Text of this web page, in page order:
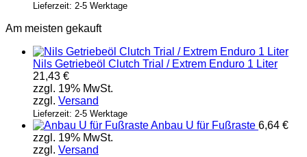
Lieferzeit: 2-5 Werktage
Am meisten gekauft
Nils Getriebeöl Clutch Trial / Extrem Enduro 1 Liter
21,43 €
zzgl. 19% MwSt.
zzgl. Versand
Lieferzeit: 2-5 Werktage
Anbau U für Fußraste 6,64 €
zzgl. 19% MwSt.
zzgl. Versand